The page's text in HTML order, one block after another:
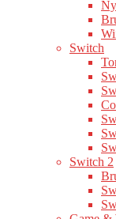
Switch
Switch 2